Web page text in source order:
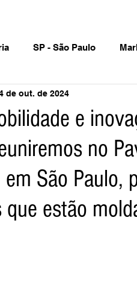
SP - São Paulo
Vendas Oferta
Aniversário
Data Comemorativas
e
no
São Paulo,
estão
de out. de 2024